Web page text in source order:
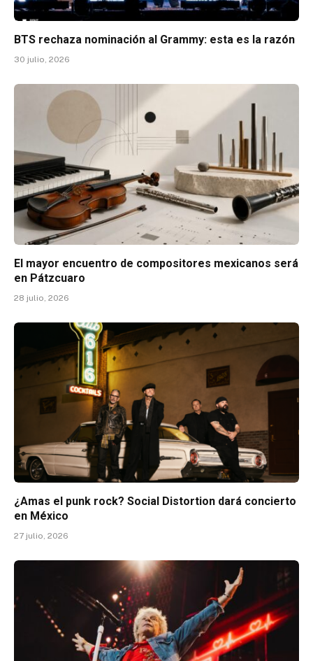
BTS rechaza nominación al Grammy: esta es la razón
30 julio, 2026
El mayor encuentro de compositores mexicanos será
en Pátzcuaro
28 julio, 2026
¿Amas el punk rock? Social Distortion dará concierto
en México
27 julio, 2026